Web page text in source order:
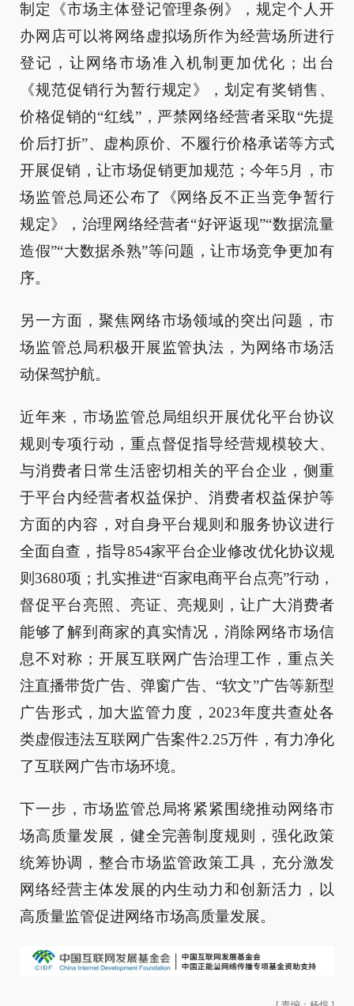
制定《市场主体登记管理条例》，规定个人开
办网店可以将网络虚拟场所作为经营场所进行
登记，让网络市场准入机制更加优化；出台
《规范促销行为暂行规定》，划定有奖销售、
价格促销的“红线”，严禁网络经营者采取“先提
价后打折”、虚构原价、不履行价格承诺等方式
开展促销，让市场促销更加规范；今年5月，市
场监管总局还公布了《网络反不正当竞争暂行
规定》，治理网络经营者“好评返现”“数据流量
造假”“大数据杀熟”等问题，让市场竞争更加有
序。
另一方面，聚焦网络市场领域的突出问题，市
场监管总局积极开展监管执法，为网络市场活
动保驾护航。
近年来，市场监管总局组织开展优化平台协议
规则专项行动，重点督促指导经营规模较大、
与消费者日常生活密切相关的平台企业，侧重
于平台内经营者权益保护、消费者权益保护等
方面的内容，对自身平台规则和服务协议进行
全面自查，指导854家平台企业修改优化协议规
则3680项；扎实推进“百家电商平台点亮”行动，
督促平台亮照、亮证、亮规则，让广大消费者
能够了解到商家的真实情况，消除网络市场信
息不对称；开展互联网广告治理工作，重点关
注直播带货广告、弹窗广告、“软文”广告等新型
广告形式，加大监管力度，2023年度共查处各
类虚假违法互联网广告案件2.25万件，有力净化
了互联网广告市场环境。
下一步，市场监管总局将紧紧围绕推动网络市
场高质量发展，健全完善制度规则，强化政策
统筹协调，整合市场监管政策工具，充分激发
网络经营主体发展的内生动力和创新活力，以
高质量监管促进网络市场高质量发展。